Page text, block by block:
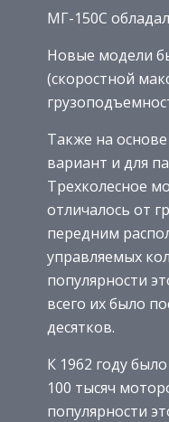
МГ-150С
Новые модели
(скоростной
Также на
вариант и для
Трехколесное
отличалось от
передним
управляемых
популярности
всего их было
десятков.
К 1962 году
100 тысяч
популярности